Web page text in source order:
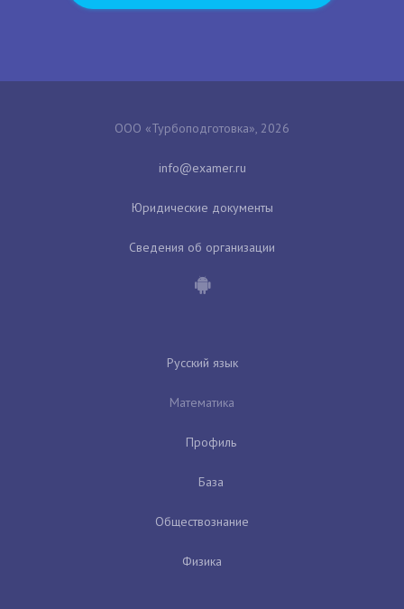
ООО «Турбоподготовка», 2026
Юридические документы
Сведения об организации
Русский язык
Математика
Профиль
База
Обществознание
Физика